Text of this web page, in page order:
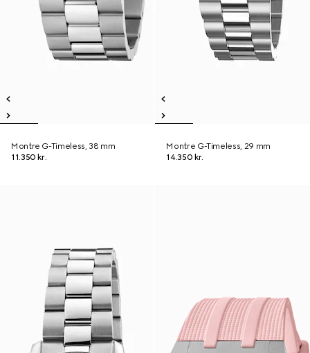
Montre G-Timeless, 38 mm
11.350 kr.
Montre G-Timeless, 29 mm
14.350 kr.